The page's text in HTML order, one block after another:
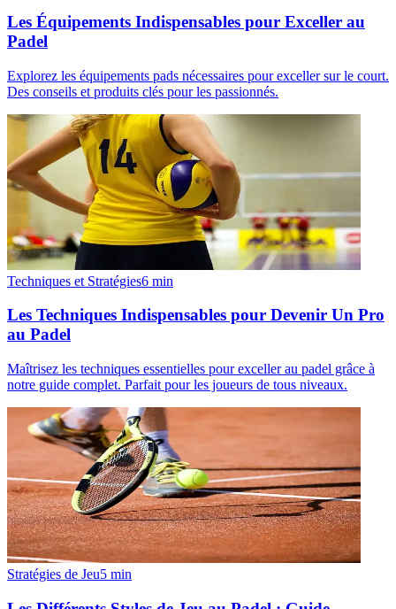
Les Équipements Indispensables pour Exceller au
Padel
Explorez les équipements pads nécessaires pour exceller sur le court.
Des conseils et produits clés pour les passionnés.
Techniques et Stratégies6 min
Les Techniques Indispensables pour Devenir Un Pro
au Padel
Maîtrisez les techniques essentielles pour exceller au padel grâce à
notre guide complet. Parfait pour les joueurs de tous niveaux.
Stratégies de Jeu5 min